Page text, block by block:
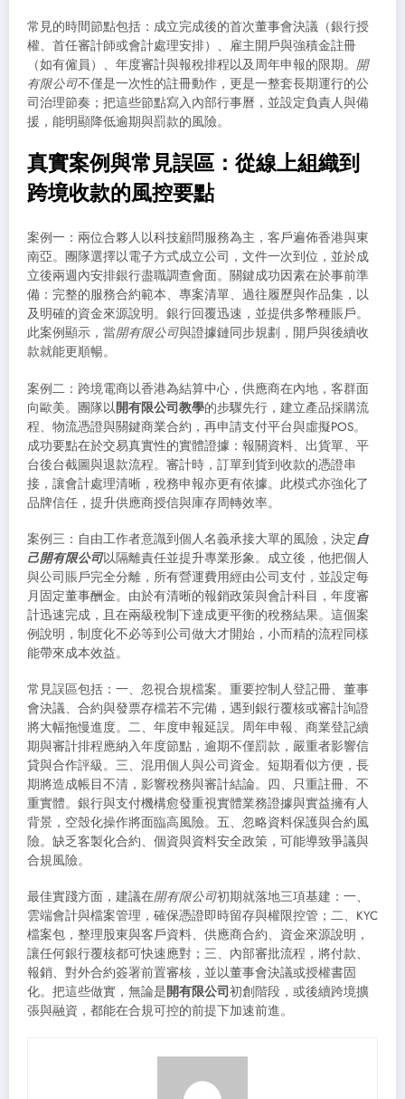
常見的時間節點包括：成立完成後的首次董事會決議（銀行授
權、首任審計師或會計處理安排）、雇主開戶與強積金註冊
（如有僱員）、年度審計與報稅排程以及周年申報的限期。 開
有限公司不僅是一次性的註冊動作，更是一整套長期運行的公
司治理節奏；把這些節點寫入內部行事曆，並設定負責人與備
援，能明顯降低逾期與罰款的風險。
真實案例與常見誤區：從線上組織到
跨境收款的風控要點
案例一：兩位合夥人以科技顧問服務為主，客戶遍佈香港與東
南亞。團隊選擇以電子方式成立公司，文件一次到位，並於成
立後兩週內安排銀行盡職調查會面。關鍵成功因素在於事前準
備：完整的服務合約範本、專案清單、過往履歷與作品集，以
及明確的資金來源說明。銀行回覆迅速，並提供多幣種賬戶。
此案例顯示，當開有限公司與證據鏈同步規劃，開戶與後續收
款就能更順暢。
案例二：跨境電商以香港為結算中心，供應商在內地，客群面
向歐美。團隊以開有限公司教學的步驟先行，建立產品採購流
程、物流憑證與關鍵商業合約，再申請支付平台與虛擬POS。
成功要點在於交易真實性的實體證據：報關資料、出貨單、平
台後台截圖與退款流程。審計時，訂單到貨到收款的憑證串
接，讓會計處理清晰，稅務申報亦更有依據。此模式亦強化了
品牌信任，提升供應商授信與庫存周轉效率。
案例三：自由工作者意識到個人名義承接大單的風險，決定自
己開有限公司以隔離責任並提升專業形象。成立後，他把個人
與公司賬戶完全分離，所有營運費用經由公司支付，並設定每
月固定董事酬金。由於有清晰的報銷政策與會計科目，年度審
計迅速完成，且在兩級稅制下達成更平衡的稅務結果。這個案
例說明，制度化不必等到公司做大才開始，小而精的流程同樣
能帶來成本效益。
常見誤區包括：一、忽視合規檔案。重要控制人登記冊、董事
會決議、合約與發票存檔若不完備，遇到銀行覆核或審計詢證
將大幅拖慢進度。二、年度申報延誤。周年申報、商業登記續
期與審計排程應納入年度節點，逾期不僅罰款，嚴重者影響信
貸與合作評級。三、混用個人與公司資金。短期看似方便，長
期將造成帳目不清，影響稅務與審計結論。四、只重註冊、不
重實體。銀行與支付機構愈發重視實體業務證據與實益擁有人
背景，空殼化操作將面臨高風險。五、忽略資料保護與合約風
險。缺乏客製化合約、個資與資料安全政策，可能導致爭議與
合規風險。
最佳實踐方面，建議在開有限公司初期就落地三項基建：一、
雲端會計與檔案管理，確保憑證即時留存與權限控管；二、KYC
檔案包，整理股東與客戶資料、供應商合約、資金來源說明，
讓任何銀行覆核都可快速應對；三、內部審批流程，將付款、
報銷、對外合約簽署前置審核，並以董事會決議或授權書固
化。把這些做實，無論是開有限公司初創階段，或後續跨境擴
張與融資，都能在合規可控的前提下加速前進。